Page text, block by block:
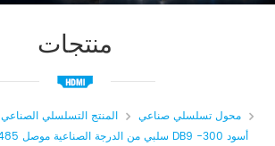
منتجات
المنتج التسلسلي الصناعي
محول تسلسلي صناعي